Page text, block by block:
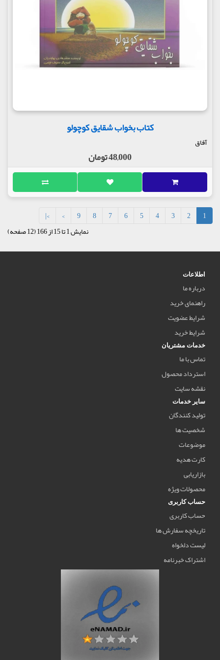
کتاب بخواب شقایق کوچولو
آفاق
48,000 تومان
1
2
3
4
5
6
7
8
9
>
>|
نمایش 1 تا 15 از 166 (12 صفحه)
اطلاعات
درباره ما
راهنمای خرید
شرایط عضویت
شرایط خرید
خدمات مشتریان
تماس با ما
استرداد محصول
نقشه سایت
سایر خدمات
تولید کنندگان
شخصیت ها
موضوعات
کارت هدیه
بازاریابی
محصولات ویژه
حساب کاربری
حساب کاربری
تاریخچه سفارش ها
لیست دلخواه
اشتراک خبرنامه